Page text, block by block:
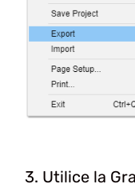
3. Utilice la